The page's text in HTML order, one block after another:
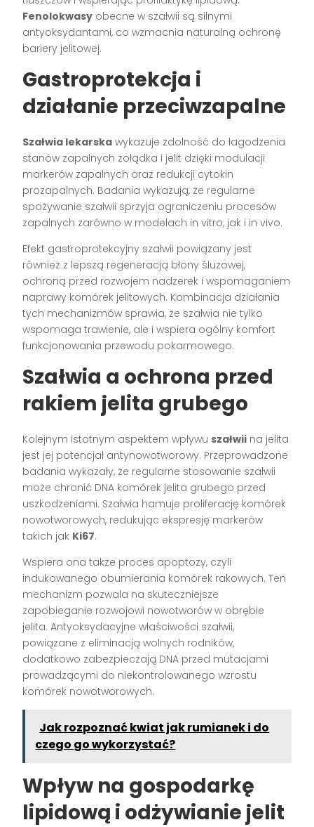
Fenolokwasy obecne w szałwii są silnymi
antyoksydantami, co wzmacnia naturalną ochronę
bariery jelitowej.
Gastroprotekcja i
działanie przeciwzapalne
Szałwia lekarska wykazuje zdolność do łagodzenia
stanów zapalnych żołądka i jelit dzięki modulacji
markerów zapalnych oraz redukcji cytokin
prozapalnych. Badania wykazują, że regularne
spożywanie szałwii sprzyja ograniczeniu procesów
zapalnych zarówno w modelach in vitro, jak i in vivo.
Efekt gastroprotekcyjny szałwii powiązany jest
również z lepszą regeneracją błony śluzowej,
ochroną przed rozwojem nadżerek i wspomaganiem
naprawy komórek jelitowych. Kombinacja działania
tych mechanizmów sprawia, że szałwia nie tylko
wspomaga trawienie, ale i wspiera ogólny komfort
funkcjonowania przewodu pokarmowego.
Szałwia a ochrona przed
rakiem jelita grubego
Kolejnym istotnym aspektem wpływu szałwii na jelita
jest jej potencjał antynowotworowy. Przeprowadzone
badania wykazały, że regularne stosowanie szałwii
może chronić DNA komórek jelita grubego przed
uszkodzeniami. Szałwia hamuje proliferację komórek
nowotworowych, redukując ekspresję markerów
takich jak Ki67.
Wspiera ona także proces apoptozy, czyli
indukowanego obumierania komórek rakowych. Ten
mechanizm pozwala na skuteczniejsze
zapobieganie rozwojowi nowotworów w obrębie
jelita. Antyoksydacyjne właściwości szałwii,
powiązane z eliminacją wolnych rodników,
dodatkowo zabezpieczają DNA przed mutacjami
prowadzącymi do niekontrolowanego wzrostu
komórek nowotworowych.
Jak rozpoznać kwiat jak rumianek i do
czego go wykorzystać?
Wpływ na gospodarkę
lipidową i odżywianie jelit